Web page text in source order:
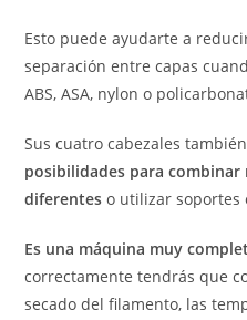
Esto puede ayudarte a
separación entre capas
ABS, ASA, nylon o
Sus cuatro cabezales
posibilidades para
diferentes o utilizar soportes
Es una máquina muy
correctamente tendrás que
secado del filamento, las